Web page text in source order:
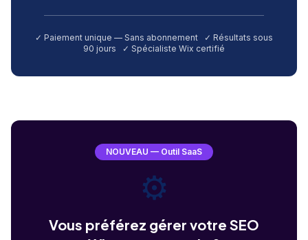
✓ Paiement unique — Sans abonnement ✓ Résultats sous
90 jours ✓ Spécialiste Wix certifié
NOUVEAU — Outil SaaS
⚙️
Vous préférez gérer votre SEO